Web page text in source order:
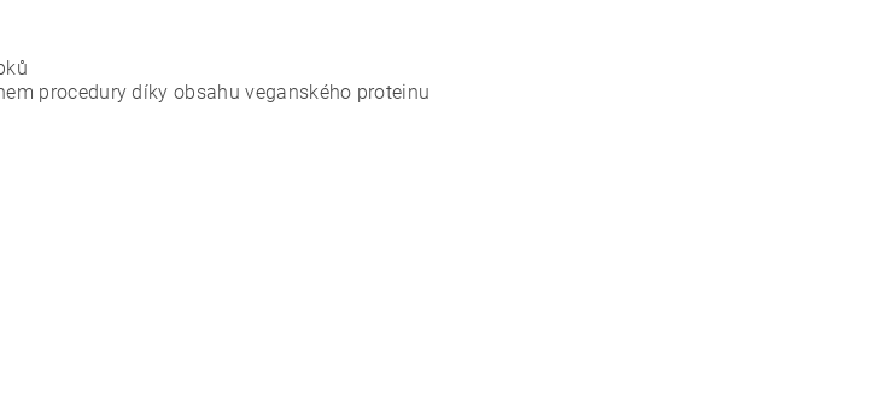
procedury díky obsahu veganského proteinu